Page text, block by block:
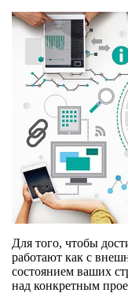
Для того, чтобы
работают как с
состоянием ваших
над конкретным